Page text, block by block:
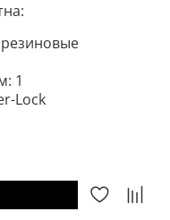
1
Lock